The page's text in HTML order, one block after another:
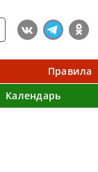
Правила
Календарь